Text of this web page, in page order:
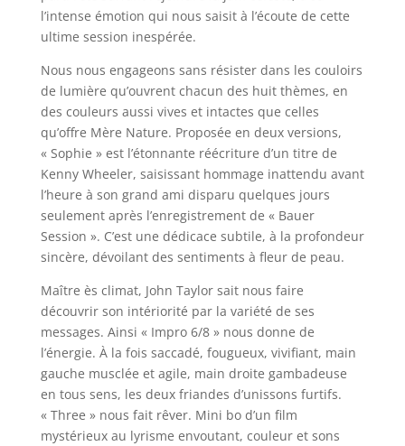
l’intense émotion qui nous saisit à l’écoute de cette
ultime session inespérée.
Nous nous engageons sans résister dans les couloirs
de lumière qu’ouvrent chacun des huit thèmes, en
des couleurs aussi vives et intactes que celles
qu’offre Mère Nature. Proposée en deux versions,
« Sophie » est l’étonnante réécriture d’un titre de
Kenny Wheeler, saisissant hommage inattendu avant
l’heure à son grand ami disparu quelques jours
seulement après l’enregistrement de « Bauer
Session ». C’est une dédicace subtile, à la profondeur
sincère, dévoilant des sentiments à fleur de peau.
Maître ès climat, John Taylor sait nous faire
découvrir son intériorité par la variété de ses
messages. Ainsi « Impro 6/8 » nous donne de
l’énergie. À la fois saccadé, fougueux, vivifiant, main
gauche musclée et agile, main droite gambadeuse
en tous sens, les deux friandes d’unissons furtifs.
« Three » nous fait rêver. Mini bo d’un film
mystérieux au lyrisme envoutant, couleur et sons